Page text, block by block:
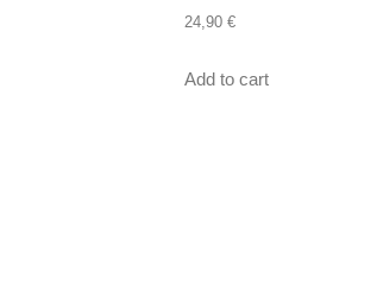
24,90€
Add to cart